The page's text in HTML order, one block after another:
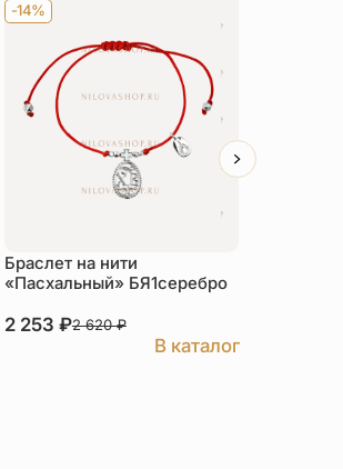
-14%
Браслет на нити
«Пасхальный» БЯ1серебро
2 253 ₽2 620₽
В каталог